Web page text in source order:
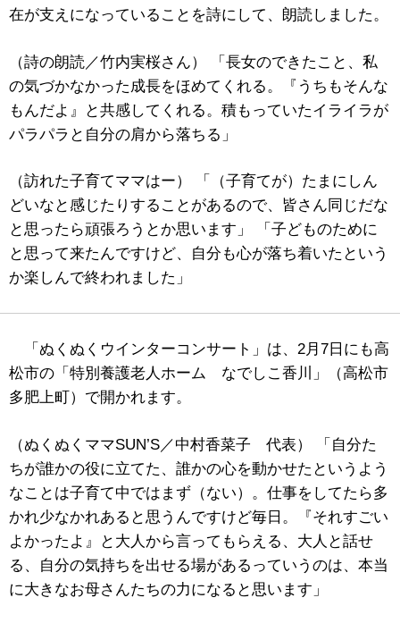
在が支えになっていることを詩にして、朗読しました。
（詩の朗読／竹内実桜さん） 「長女のできたこと、私
の気づかなかった成長をほめてくれる。『うちもそんな
もんだよ』と共感してくれる。積もっていたイライラが
パラパラと自分の肩から落ちる」
（訪れた子育てママはー） 「（子育てが）たまにしん
どいなと感じたりすることがあるので、皆さん同じだな
と思ったら頑張ろうとか思います」 「子どものために
と思って来たんですけど、自分も心が落ち着いたという
か楽しんで終われました」
「ぬくぬくウインターコンサート」は、2月7日にも高
松市の「特別養護老人ホーム なでしこ香川」（高松市
多肥上町）で開かれます。
（ぬくぬくママSUN’S／中村香菜子 代表） 「自分た
ちが誰かの役に立てた、誰かの心を動かせたというよう
なことは子育て中ではまず（ない）。仕事をしてたら多
かれ少なかれあると思うんですけど毎日。『それすごい
よかったよ』と大人から言ってもらえる、大人と話せ
る、自分の気持ちを出せる場があるっていうのは、本当
に大きなお母さんたちの力になると思います」